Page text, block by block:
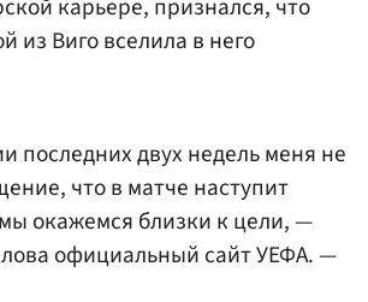
карьере, признался, что
из Виго вселила в него
последних двух недель меня не
что в матче наступит
окажемся близки к цели, —
официальный сайт УЕФА. —